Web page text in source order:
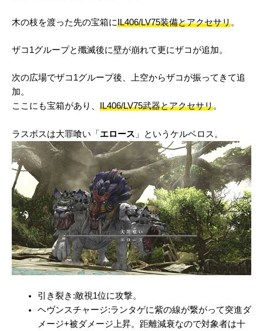
木の枝を渡った先の宝箱にIL406/LV75装備とアクセサリ。
ザコ1グループと殲滅後に壁が崩れて更にザコが追加。
次の広場でザコ1グループ後、上空からザコが振ってきて追
加。
ここにも宝箱があり、 IL406/LV75武器とアクセサリ。
ラスボスは大罪喰い「 エロース 」というケルベロス。
引き裂き:敵視1位に攻撃。
ヘヴンスチャージ:ランタゲに紫の線が繋がって突進ダ
メージ+被ダメージ上昇。距離減衰なので対象者は十